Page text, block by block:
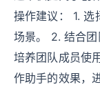
操作建议： 1. 选
场景。 2. 结合
培养团队成员使
作助手的效果，